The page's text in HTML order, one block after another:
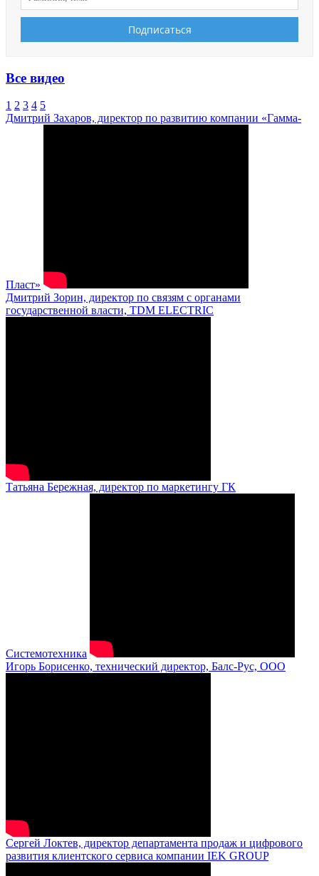
Все видео
1 2 3 4 5
Дмитрий Захаров, директор по развитию компании «Гамма-
Пласт»
Дмитрий Зорин, директор по связям с органами
государственной власти, TDM ELECTRIC
Татьяна Бережная, директор по маркетингу ГК
Системотехника
Игорь Борисенко, технический директор, Балс-Рус, ООО
Сергей Локтев, директор департамента продаж и цифрового
развития клиентского сервиса компании IEK GROUP